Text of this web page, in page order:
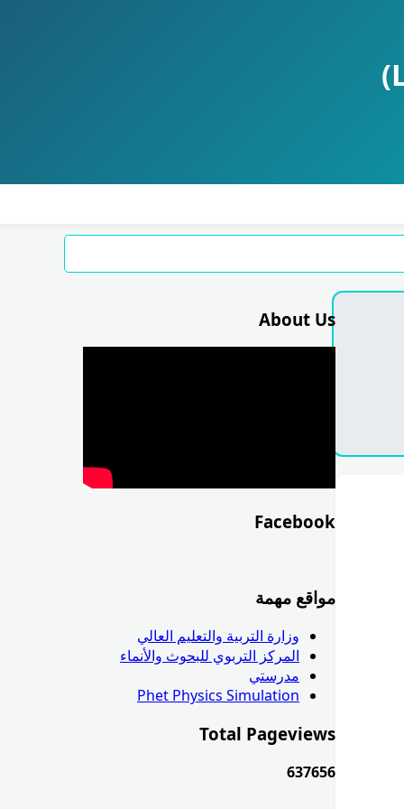
About Us
Facebook
مواقع مهمة
وزارة التربية والتعليم العالي
المركز التربوي للبحوث والأنماء
مدرستي
Phet Physics Simulation
Total Pageviews
637656